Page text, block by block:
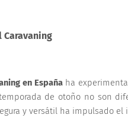
Caravaning
en Españaha
de otoño no son
y versátil ha impulsado el